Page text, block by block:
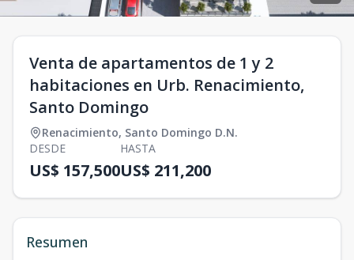
Venta de apartamentos de 1 y 2
habitaciones en Urb. Renacimiento,
Santo Domingo
Renacimiento, Santo Domingo D.N.
DESDE
US$ 157,500
HASTA
US$ 211,200
Resumen